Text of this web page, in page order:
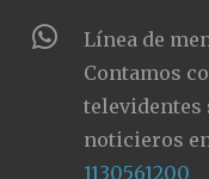
Línea de
Contamos
televidentes
noticieros
1130561200